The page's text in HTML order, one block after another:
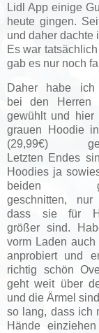
Lidl App einige
heute gingen.
und daher dachte
Es war
gab es nur noch
Daher habe ich
bei den Herren
gewühlt und hier
grauen Hoodie
(29,99€)
Letzten Endes
Hoodies ja
beiden
geschnitten, nur
dass sie für
größer sind.
vorm Laden auch
anprobiert und
richtig schön
geht weit über
und die Ärmel
so lang, dass ich
Hände